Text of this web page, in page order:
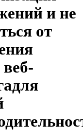
и не
от
для